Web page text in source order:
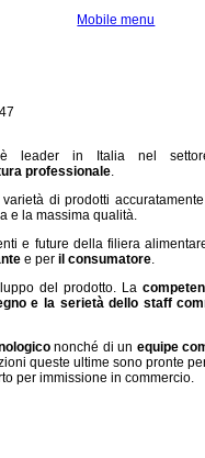
Mobile menu
leader in Italia nel
professionale.
di prodotti
e la massima qualità.
e future della filiera
e per il consumatore.
del prodotto. La
e la serietà dello staff
nonché di un equipe
queste ultime sono pronte
per immissione in commercio.